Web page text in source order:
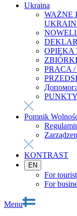
Ukraina
WAŻNE
OPIEKA
PRACA
Pomnik
KONTRAST
EN
For
For
Menu